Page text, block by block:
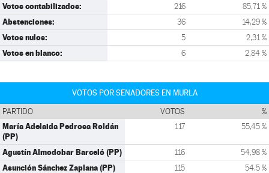
Votos contabilizados: 216 85,71 %
Abstenciones: 36 14,29 %
Votos nulos: 5 2,31 %
Votos en blanco: 6 2,84 %
VOTOS POR SENADORES EN MURLA
PARTIDO VOTOS %
María Adelaida Pedrosa Roldán
(PP)
117 55,45 %
Agustín Almodobar Barceló (PP) 116 54,98 %
Asunción Sánchez Zaplana (PP) 115 54,5 %